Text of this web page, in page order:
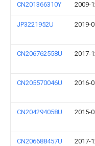
CN201366310Y 2009-
JP3221952U 2019-
CN206762558U 2017-
CN205570046U 2016-
CN204294058U 2015-
CN206688457U 2017-